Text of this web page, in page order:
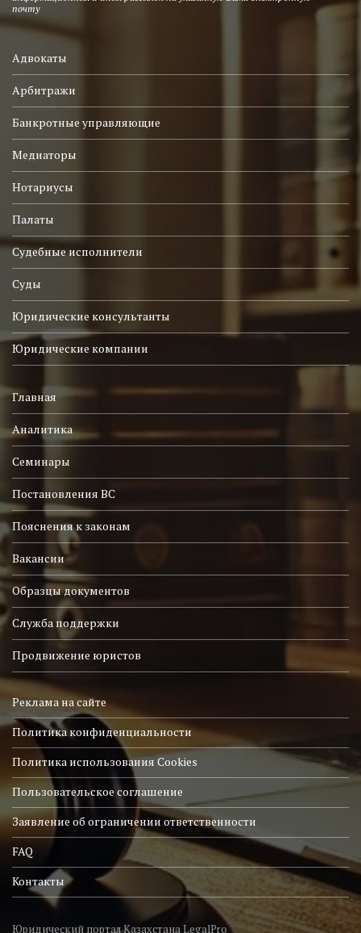
почту
Адвокаты
Арбитражи
Банкротные управляющие
Медиаторы
Нотариусы
Палаты
Судебные исполнители
Суды
Юридические консультанты
Юридические компании
Главная
Аналитика
Семинары
Постановления ВС
Пояснения к законам
Вакансии
Образцы документов
Служба поддержки
Продвижение юристов
Реклама на сайте
Политика конфиденциальности
Политика использования Cookies
Пользовательское соглашение
Заявление об ограничении ответственности
FAQ
Контакты
Юридический портал Казахстана LegalPro